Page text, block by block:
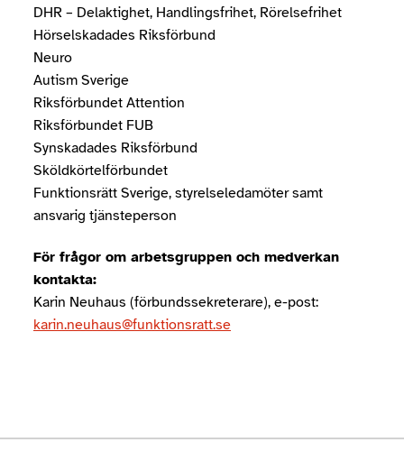
DHR – Delaktighet, Handlingsfrihet, Rörelsefrihet
Hörselskadades Riksförbund
Neuro
Autism Sverige
Riksförbundet Attention
Riksförbundet FUB
Synskadades Riksförbund
Sköldkörtelförbundet
Funktionsrätt Sverige, styrelseledamöter samt
ansvarig tjänsteperson
För frågor om arbetsgruppen och medverkan
kontakta:
Karin Neuhaus (förbundssekreterare), e-post:
karin.neuhaus@funktionsratt.se